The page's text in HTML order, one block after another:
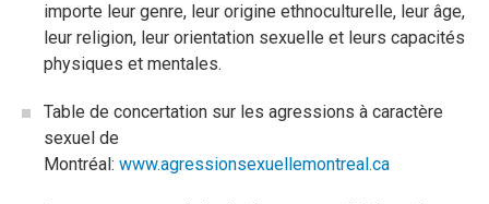
importe leur genre, leur origine ethnoculturelle, leur âge,
leur religion, leur orientation sexuelle et leurs capacités
physiques et mentales.
Table de concertation sur les agressions à caractère
sexuel de
Montréal: www.agressionsexuellemontreal.ca